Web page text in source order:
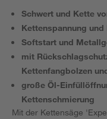
Schwert und Kette
Kettenspannung
Softstart und
mit
Kettenfangbolzen
große Öl-
Kettenschmierung
Mit der Kettensäge